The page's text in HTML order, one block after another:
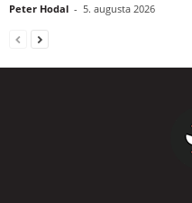
Peter Hodal - 5. augusta 2026